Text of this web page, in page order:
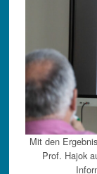
Mit den
Prof. Hajok